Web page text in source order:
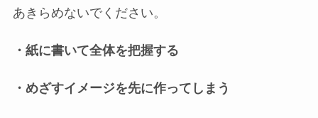
あきらめないでください。
・紙に書いて全体を把握する
・めざすイメージを先に作ってしまう